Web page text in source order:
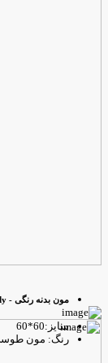
مون بدنه رنگی - Moon Colored Body
سایز:60*60
رنگ: مون